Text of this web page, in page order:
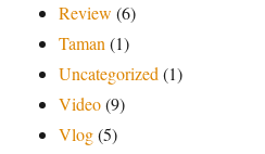
Review (6)
Taman(1)
Uncategorized(1)
Video(9)
Vlog(5)